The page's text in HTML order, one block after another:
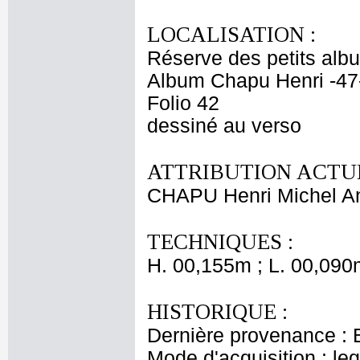
LOCALISATION :
Réserve des petits
Album Chapu Henri -
Folio 42
dessiné au verso
ATTRIBUTION
CHAPU Henri Michel
TECHNIQUES :
H. 00,155m ; L.
HISTORIQUE :
Dernière provenance :